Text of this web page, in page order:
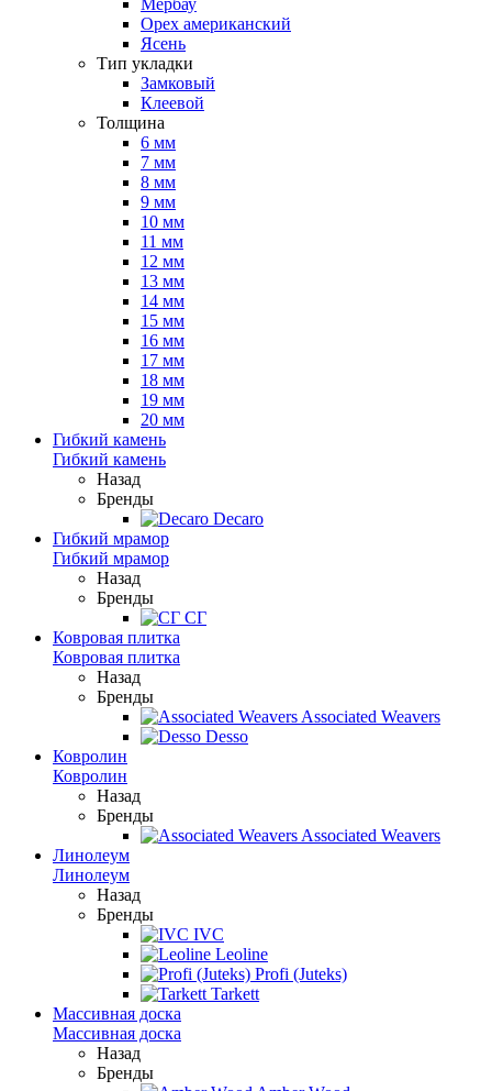
Мербау
Орех американский
Ясень
Тип укладки
Замковый
Клеевой
Толщина
6 мм
7 мм
8 мм
9 мм
10 мм
11 мм
12 мм
13 мм
14 мм
15 мм
16 мм
17 мм
18 мм
19 мм
20 мм
Гибкий камень
Гибкий камень
Назад
Бренды
Decaro
Гибкий мрамор
Гибкий мрамор
Назад
Бренды
СГ
Ковровая плитка
Ковровая плитка
Назад
Бренды
Associated Weavers
Desso
Ковролин
Ковролин
Назад
Бренды
Associated Weavers
Линолеум
Линолеум
Назад
Бренды
IVC
Leoline
Profi (Juteks)
Tarkett
Массивная доска
Массивная доска
Назад
Бренды